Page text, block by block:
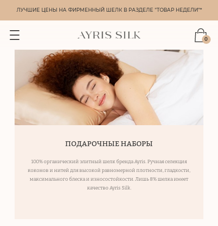
ЛУЧШИЕ ЦЕНЫ НА ФИРМЕННЫЙ ШЕЛК В РАЗДЕЛЕ "ТОВАР НЕДЕЛИ"*
0
ПОДАРОЧНЫЕ НАБОРЫ
100% органический элитный шелк бренда Ayris. Ручная селекция
коконов и нитей для высокой равномерной плотности, гладкости,
максимального блеска и износостойкости. Лишь 8% шелка имеет
качество Ayris Silk.